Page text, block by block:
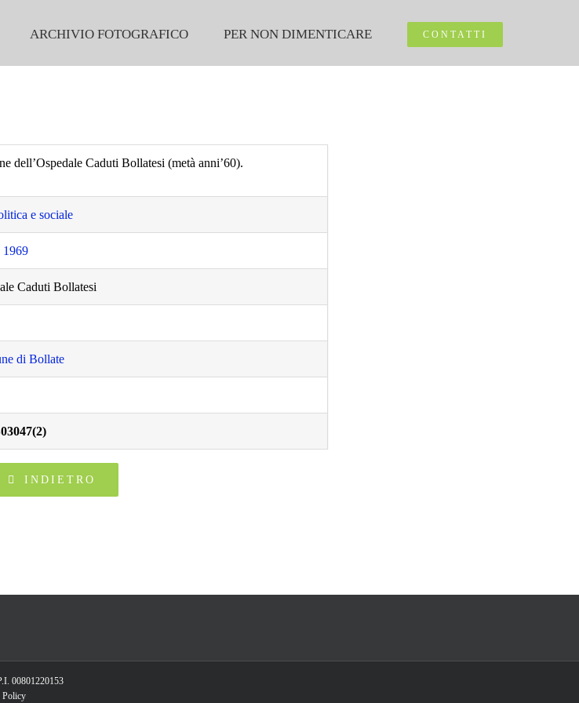
ARCHIVIO FOTOGRAFICO PER NON DIMENTICARE CONTATTI
dell’Ospedale Caduti Bollatesi (metà anni’60).
e sociale
1969
Caduti Bollatesi
di Bollate
INDIETRO
00801220153
Policy